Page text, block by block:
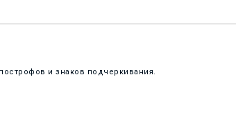
и знаков подчеркивания.